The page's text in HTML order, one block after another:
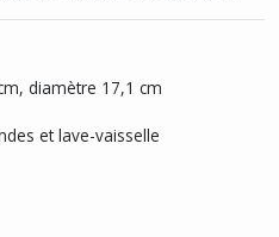
diamètre 17,1 cm
et lave-vaisselle